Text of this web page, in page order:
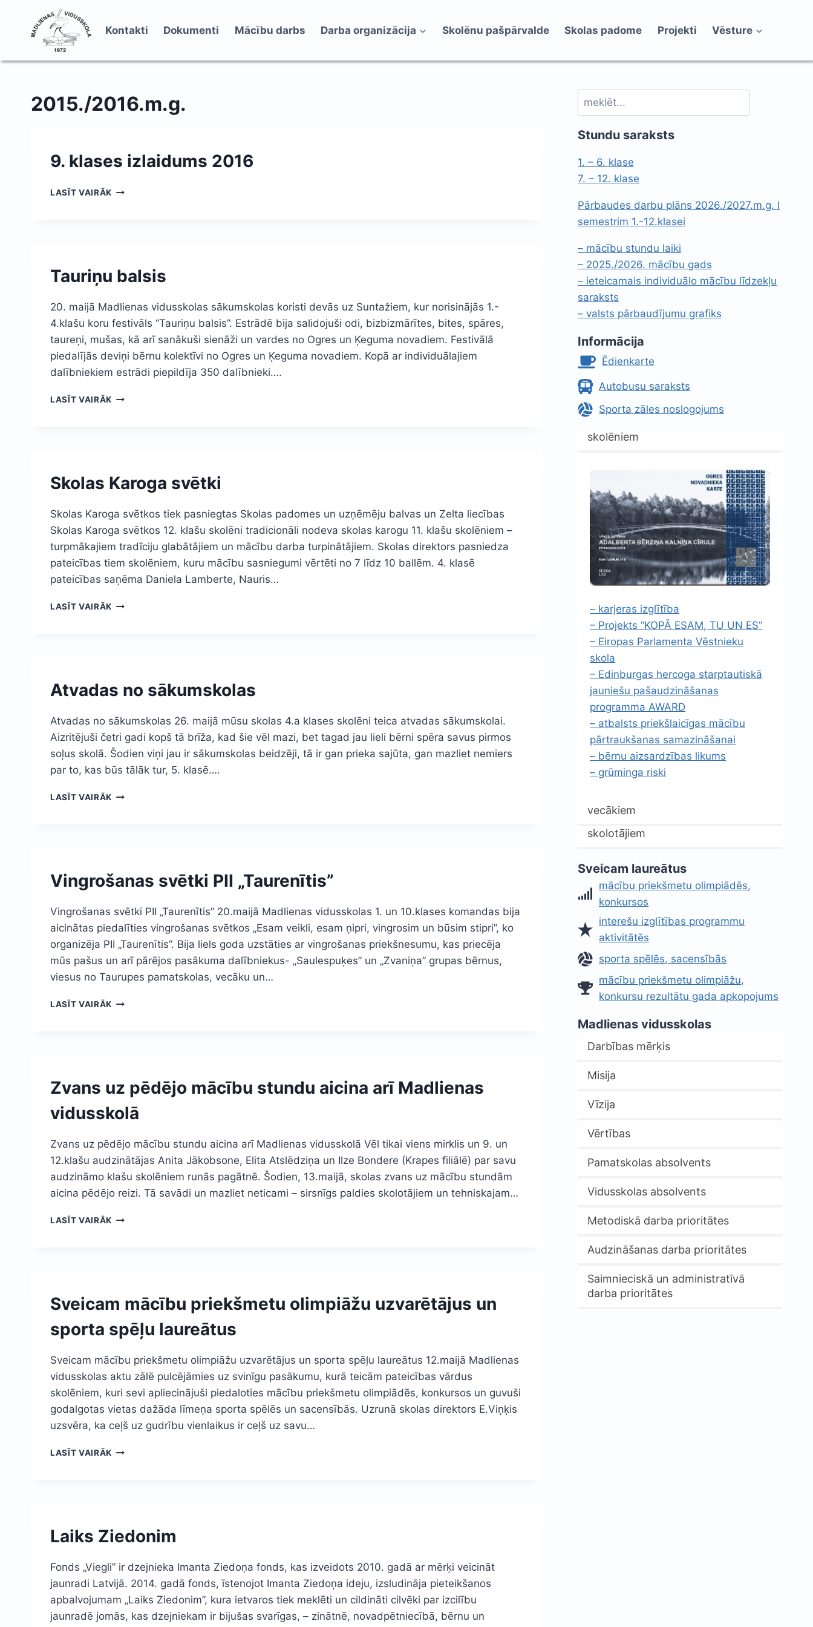
content
Kontakti Dokumenti Mācību darbs Darba organizācija Skolēnu pašpārvalde Skolas padome Projekti Vēsture
2015./2016.m.g.
9. klases izlaidums 2016
LASĪT VAIRĀK
Tauriņu balsis
20. maijā Madlienas vidusskolas sākumskolas koristi devās uz Suntažiem, kur norisinājās 1.-
4.klašu koru festivāls “Tauriņu balsis”. Estrādē bija salidojuši odi, bizbizmārītes, bites, spāres,
taureņi, mušas, kā arī sanākuši sienāži un vardes no Ogres un Ķeguma novadiem. Festivālā
piedalījās deviņi bērnu kolektīvi no Ogres un Ķeguma novadiem. Kopā ar individuālajiem
dalībniekiem estrādi piepildīja 350 dalībnieki….
LASĪT VAIRĀK TAURIŅU
Skolas Karoga svētki
Skolas Karoga svētkos tiek pasniegtas Skolas padomes un uzņēmēju balvas un Zelta liecības
Skolas Karoga svētkos 12. klašu skolēni tradicionāli nodeva skolas karogu 11. klašu skolēniem –
turpmākajiem tradīciju glabātājiem un mācību darba turpinātājiem. Skolas direktors pasniedza
pateicības tiem skolēniem, kuru mācību sasniegumi vērtēti no 7 līdz 10 ballēm. 4. klasē
pateicības saņēma Daniela Lamberte, Nauris…
LASĪT VAIRĀK SKOLAS
Atvadas no sākumskolas
Atvadas no sākumskolas 26. maijā mūsu skolas 4.a klases skolēni teica atvadas sākumskolai.
Aizritējuši četri gadi kopš tā brīža, kad šie vēl mazi, bet tagad jau lieli bērni spēra savus pirmos
soļus skolā. Šodien viņi jau ir sākumskolas beidzēji, tā ir gan prieka sajūta, gan mazliet nemiers
par to, kas būs tālāk tur, 5. klasē….
LASĪT VAIRĀK ATVADAS
Vingrošanas svētki PII „Taurenītis”
Vingrošanas svētki PII „Taurenītis” 20.maijā Madlienas vidusskolas 1. un 10.klases komandas bija
aicinātas piedalīties vingrošanas svētkos „Esam veikli, esam ņipri, vingrosim un būsim stipri”, ko
organizēja PII „Taurenītis”. Bija liels goda uzstāties ar vingrošanas priekšnesumu, kas priecēja
mūs pašus un arī pārējos pasākuma dalībniekus- „Saulespuķes” un „Zvaniņa” grupas bērnus,
viesus no Taurupes pamatskolas, vecāku un…
LASĪT VAIRĀK VINGROŠANAS
Zvans uz pēdējo mācību stundu aicina arī Madlienas
vidusskolā
Zvans uz pēdējo mācību stundu aicina arī Madlienas vidusskolā Vēl tikai viens mirklis un 9. un
12.klašu audzinātājas Anita Jākobsone, Elita Atslēdziņa un Ilze Bondere (Krapes filiālē) par savu
audzināmo klašu skolēniem runās pagātnē. Šodien, 13.maijā, skolas zvans uz mācību stundām
aicina pēdējo reizi. Tā savādi un mazliet neticami – sirsnīgs paldies skolotājiem un tehniskajam…
LASĪT VAIRĀK ZVANS
MADLIENAS
Sveicam mācību priekšmetu olimpiāžu uzvarētājus un
sporta spēļu laureātus
Sveicam mācību priekšmetu olimpiāžu uzvarētājus un sporta spēļu laureātus 12.maijā Madlienas
vidusskolas aktu zālē pulcējāmies uz svinīgu pasākumu, kurā teicām pateicības vārdus
skolēniem, kuri sevi apliecinājuši piedaloties mācību priekšmetu olimpiādēs, konkursos un guvuši
godalgotas vietas dažāda līmeņa sporta spēlēs un sacensībās. Uzrunā skolas direktors E.Viņķis
uzsvēra, ka ceļš uz gudrību vienlaikus ir ceļš uz savu…
LASĪT VAIRĀK SVEICAM
SPĒĻU
Laiks Ziedonim
Fonds „Viegli” ir dzejnieka Imanta Ziedoņa fonds, kas izveidots 2010. gadā ar mērķi veicināt
jaunradi Latvijā. 2014. gadā fonds, īstenojot Imanta Ziedoņa ideju, izsludināja pieteikšanos
apbalvojumam „Laiks Ziedonim”, kura ietvaros tiek meklēti un cildināti cilvēki par izcilību
jaunradē jomās, kas dzejniekam ir bijušas svarīgas, – zinātnē, novadpētniecībā, bērnu un
Meklēt
Stundu saraksts
1. – 6. klase
7. – 12. klase
Pārbaudes darbu plāns 2026./2027.m.g. I
semestrim 1.-12.klasei
– mācību stundu laiki
– 2025./2026. mācību gads
– ieteicamais individuālo mācību līdzekļu
saraksts
– valsts pārbaudījumu grafiks
Informācija
Ēdienkarte
Autobusu saraksts
Sporta zāles noslogojums
skolēniem
– karjeras izglītība
– Projekts “KOPĀ ESAM, TU UN ES”
– Eiropas Parlamenta Vēstnieku
skola
– Edinburgas hercoga starptautiskā
jauniešu pašaudzināšanas
programma AWARD
– atbalsts priekšlaicīgas mācību
pārtraukšanas samazināšanai
– bērnu aizsardzības likums
– grūminga riski
vecākiem
skolotājiem
Sveicam laureātus
mācību priekšmetu olimpiādēs,
konkursos
interešu izglītības programmu
aktivitātēs
sporta spēlēs, sacensībās
mācību priekšmetu olimpiāžu,
konkursu rezultātu gada apkopojums
Madlienas vidusskolas
Darbības mērķis
Misija
Vīzija
Vērtības
Pamatskolas absolvents
Vidusskolas absolvents
Metodiskā darba prioritātes
Audzināšanas darba prioritātes
Saimnieciskā un administratīvā
darba prioritātes